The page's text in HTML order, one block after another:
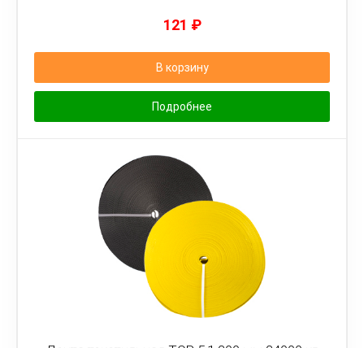
121 ₽
В корзину
Подробнее